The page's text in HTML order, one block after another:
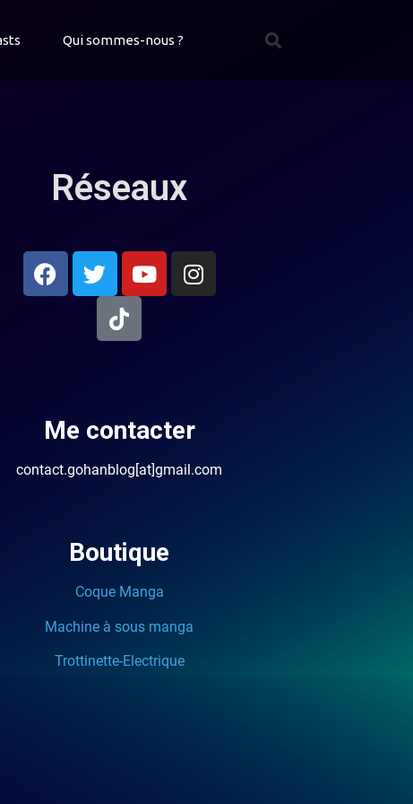
Qui sommes-nous ?
Réseaux
Me contacter
contact.gohanblog[at]gmail.com
Boutique
Coque Manga
Machine à sous manga
Trottinette-Electrique